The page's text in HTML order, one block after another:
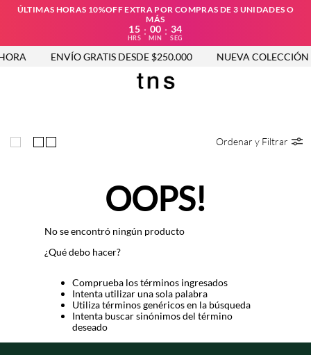
ÚLTIMAS HORAS 10%OFF EXTRA POR COMPRAS DE 3 UNIDADES O
MÁS
15
HRS
: 00
MIN
: 34
SEG
ENVÍO GRATIS DESDE $250.000 NUEVA COLECCIÓN
Ordenar y Filtrar
OOPS!
No se encontró ningún producto
¿Qué debo hacer?
Comprueba los términos ingresados
Intenta utilizar una sola palabra
Utiliza términos genéricos en la búsqueda
Intenta buscar sinónimos del término
deseado